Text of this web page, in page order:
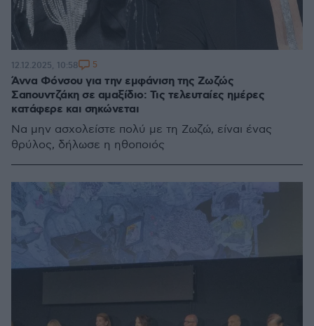
Άννα Φόνσου για την εμφάνιση της Ζωζώς
Σαπουντζάκη σε αμαξίδιο: Τις τελευταίες ημέρες
κατάφερε και σηκώνεται
Να μην ασχολείστε πολύ με τη Ζωζώ, είναι ένας
θρύλος, δήλωσε η ηθοποιός
12.12.2025, 10:58 5